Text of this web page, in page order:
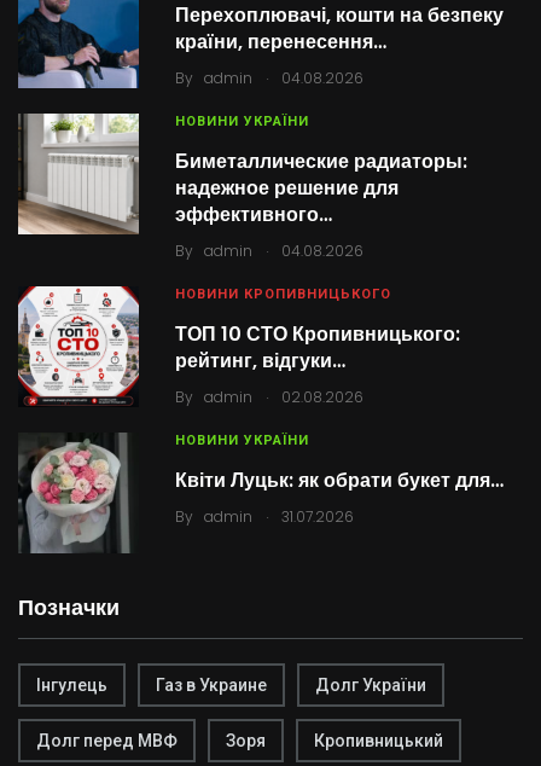
Перехоплювачі, кошти на безпеку
країни, перенесення…
By admin . 04.08.2026
НОВИНИ УКРАЇНИ
Биметаллические радиаторы:
надежное решение для
эффективного…
By admin . 04.08.2026
НОВИНИ КРОПИВНИЦЬКОГО
ТОП 10 СТО Кропивницького:
рейтинг, відгуки…
By admin . 02.08.2026
НОВИНИ УКРАЇНИ
Квіти Луцьк: як обрати букет для…
By admin . 31.07.2026
Позначки
Інгулець Газ в Украине Долг України
Долг перед МВФ Зоря Кропивницький